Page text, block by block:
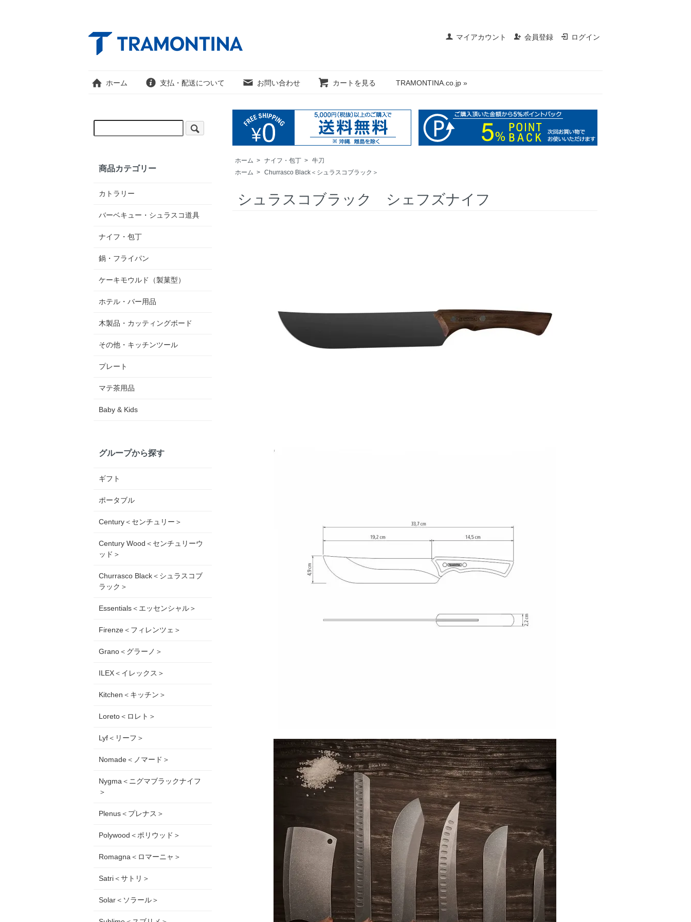
マイアカウント 会員登録 ログイン
ホーム 支払・配送について お問い合わせ カートを見る TRAMONTINA.co.jp »
ホーム > ナイフ・包丁 > 牛刀
ホーム > Churrasco Black＜シュラスコブラック＞
シュラスコブラック シェフズナイフ
商品カテゴリー
カトラリー
バーベキュー・シュラスコ道具
ナイフ・包丁
鍋・フライパン
ケーキモウルド（製菓型）
ホテル・バー用品
木製品・カッティングボード
その他・キッチンツール
プレート
マテ茶用品
Baby & Kids
グループから探す
ギフト
ポータブル
Century＜センチュリー＞
Century Wood＜センチュリーウ
ッド＞
Churrasco Black＜シュラスコブ
ラック＞
Essentials＜エッセンシャル＞
Firenze＜フィレンツェ＞
Grano＜グラーノ＞
ILEX＜イレックス＞
Kitchen＜キッチン＞
Loreto＜ロレト＞
Lyf＜リーフ＞
Nomade＜ノマード＞
Nygma＜ニグマブラックナイフ
＞
Plenus＜プレナス＞
Polywood＜ポリウッド＞
Romagna＜ロマーニャ＞
Satri＜サトリ＞
Solar＜ソラール＞